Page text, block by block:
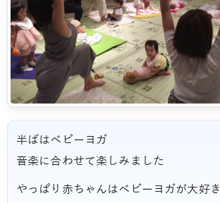
半ばはベビーヨガ
音楽に合わせて楽しみました
やっぱり赤ちゃんはベビーヨガが大好き